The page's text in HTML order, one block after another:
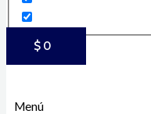
$ 0
Menú